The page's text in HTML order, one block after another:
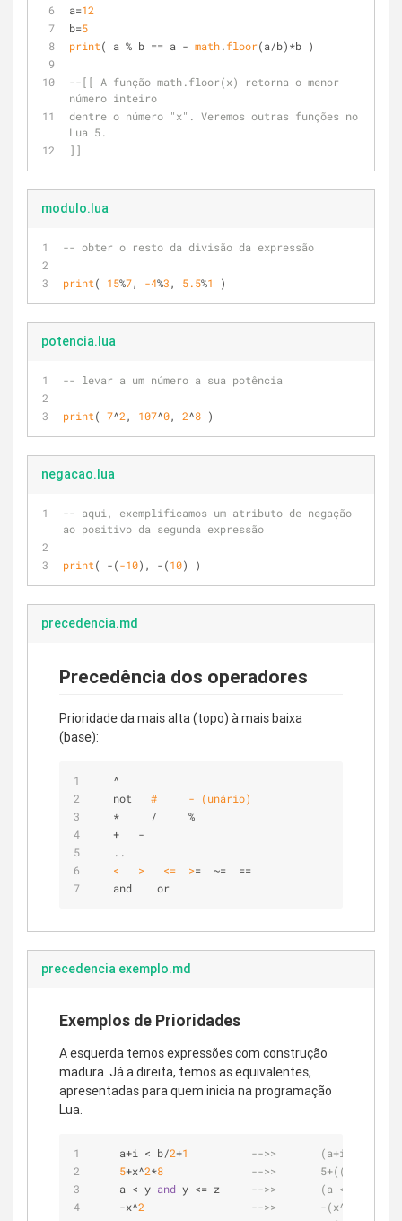
a=12
b=5
print( a % b == a - math.floor(a/b)*b )
--[[ A função math.floor(x) retorna o menor
número inteiro
dentre o número "x". Veremos outras funções no
Lua 5.
]]
modulo.lua
-- obter o resto da divisão da expressão
print( 15%7, -4%3 , 5.5%1 )
potencia.lua
-- levar a um número a sua potência
print( 7^2 , 107^0, 2^8 )
negacao.lua
-- aqui, exemplificamos um atributo de negação
ao positivo da segunda expressão
print( -(-10), -(10) )
precedencia.md
Precedência dos operadores
Prioridade da mais alta (topo) à mais baixa
(base):
   ^
   not
#     - (unário)
   *     /     %
   +   -
   ..
<   >
<=  >=  ~=  ==
   and    or
precedencia exemplo.md
Exemplos de Prioridades
A esquerda temos expressões com construção
madura. Já a direita, temos as equivalentes,
apresentadas para quem inicia na programação
Lua.
    a+i < b/
2+1
-->>       (a+i) < ((b/
5+x^2*8
-->>       5+((x^2)*8)
    a < y
and y <= z -->>       (a < y) and
    -x^
2
-->>       -(x^2)